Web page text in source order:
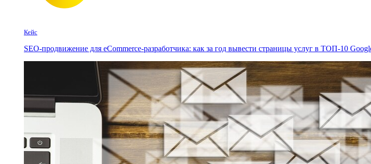
Кейс
SEO-продвижение для eCommerce-разработчика: как за год вывести страницы услуг в ТОП-10